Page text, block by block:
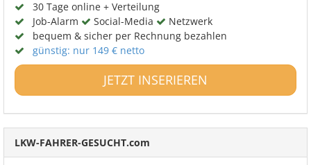
30 Tage online + Verteilung
Job-Alarm
Social-Media
Netzwerk
bequem & sicher per Rechnung bezahlen
günstig: nur 149 € netto
JETZT INSERIEREN
LKW-FAHRER-GESUCHT.com